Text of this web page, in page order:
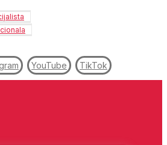
YouTube TikTok